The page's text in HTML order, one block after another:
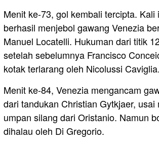
Menit ke-73, gol kembali tercipta. Kali
berhasil menjebol gawang Venezia
Manuel Locatelli. Hukuman dari titik
setelah sebelumnya Francisco
kotak terlarang oleh Nicolussi
Menit ke-84, Venezia mengancam
dari tandukan Christian Gytkjaer, usai
umpan silang dari Oristanio. Namun
dihalau oleh Di Gregorio.